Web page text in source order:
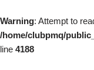
Warning: Attempt to
/home/clubpmq/
line 4188